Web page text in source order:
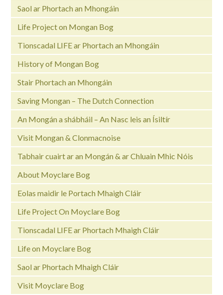
Saol ar Phortach an Mhongáin
Life Project on Mongan Bog
Tionscadal LIFE ar Phortach an Mhongáin
History of Mongan Bog
Stair Phortach an Mhongáin
Saving Mongan – The Dutch Connection
An Mongán a shábháil – An Nasc leis an Ísiltír
Visit Mongan & Clonmacnoise
Tabhair cuairt ar an Mongán & ar Chluain Mhic Nóis
About Moyclare Bog
Eolas maidir le Portach Mhaigh Cláir
Life Project On Moyclare Bog
Tionscadal LIFE ar Phortach Mhaigh Cláir
Life on Moyclare Bog
Saol ar Phortach Mhaigh Cláir
Visit Moyclare Bog